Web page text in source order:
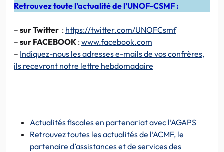
Retrouvez toute l’actualité de l’UNOF-CSMF :
– sur Twitter : https://twitter.com/UNOFCsmf
– sur FACEBOOK :www.facebook.com
– Indiquez-nous les adresses e-mails de vos confrères,
ils recevront notre lettre hebdomadaire
Actualités fiscales en partenariat avec l’AGAPS
Retrouvez toutes les actualités de l’ACMF, le
partenaire d’assistances et de services des